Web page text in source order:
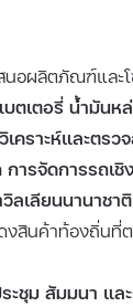
นอผลิตภัณฑ์และ
บตเตอรี่ น้ำมัน
เคราะห์และตร
ารจัดการรถเ
ลเลียนนานาชาติ
งสินค้าท้องถิ่นที่
ะชุม สัมมนา แล